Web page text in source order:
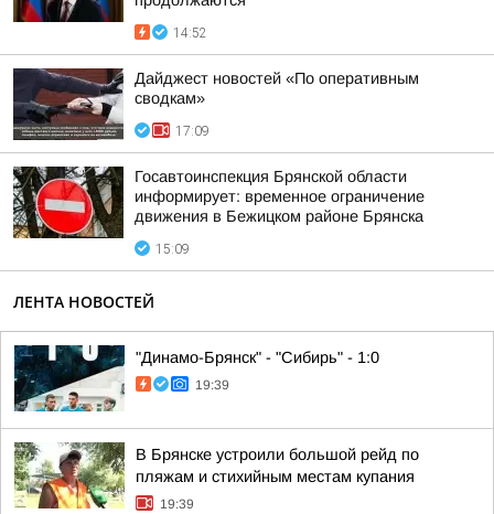
14:52
Дайджест новостей «По оперативным
сводкам»
17:09
Госавтоинспекция Брянской области
информирует: временное ограничение
движения в Бежицком районе Брянска
15:09
ЛЕНТА НОВОСТЕЙ
"Динамо-Брянск" - "Сибирь" - 1:0
19:39
В Брянске устроили большой рейд по
пляжам и стихийным местам купания
19:39